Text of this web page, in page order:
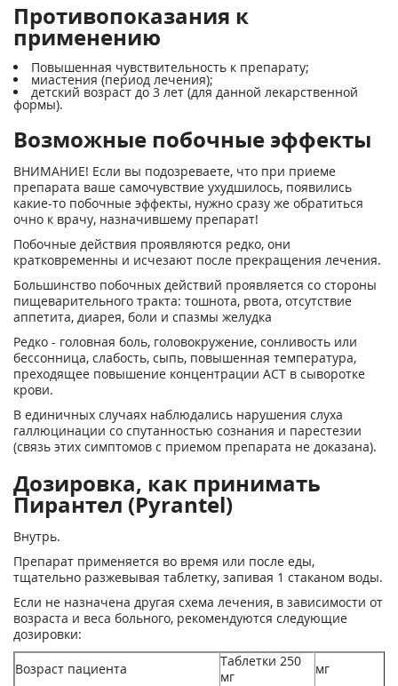
Противопоказания к
применению
Повышенная чувствительность к препарату;
миастения (период лечения);
детский возраст до 3 лет (для данной лекарственной
формы).
Возможные побочные эффекты
ВНИМАНИЕ! Если вы подозреваете, что при приеме
препарата ваше самочувствие ухудшилось, появились
какие-то побочные эффекты, нужно сразу же обратиться
очно к врачу, назначившему препарат!
Побочные действия проявляются редко, они
кратковременны и исчезают после прекращения лечения.
Большинство побочных действий проявляется со стороны
пищеварительного тракта: тошнота, рвота, отсутствие
аппетита, диарея, боли и спазмы желудка
Редко - головная боль, головокружение, сонливость или
бессонница, слабость, сыпь, повышенная температура,
преходящее повышение концентрации ACT в сыворотке
крови.
В единичных случаях наблюдались нарушения слуха
галлюцинации со спутанностью сознания и парестезии
(связь этих симптомов с приемом препарата не доказана).
Дозировка, как принимать
Пирантел (Pyrantel)
Внутрь.
Препарат применяется во время или после еды,
тщательно разжевывая таблетку, запивая 1 стаканом воды.
Если не назначена другая схема лечения, в зависимости от
возраста и веса больного, рекомендуются следующие
дозировки:
Возраст пациента
Таблетки 250
мг
мг